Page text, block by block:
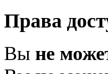
Права
Вы не